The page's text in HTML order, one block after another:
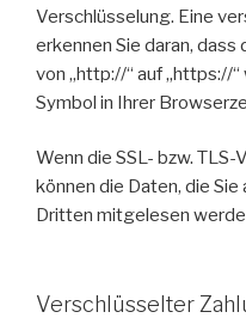
Verschlüsselung. Eine
erkennen Sie daran,
von „http://“ auf „https://
Symbol in Ihrer
Wenn die SSL- bzw.
können die Daten, die
Dritten mitgelesen
Verschlüsselter